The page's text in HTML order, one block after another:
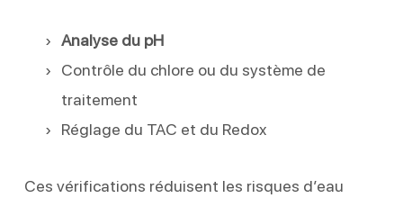
Analyse du pH
Contrôle du chlore ou du système de
traitement
Réglage du TAC et du Redox
Ces vérifications réduisent les risques d’eau